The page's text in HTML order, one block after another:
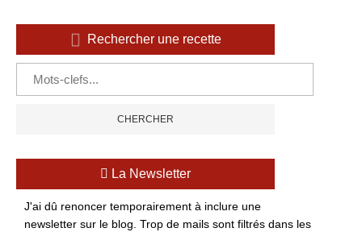
Rechercher une recette
La Newsletter
J'ai dû renoncer temporairement à inclure une
newsletter sur le blog. Trop de mails sont filtrés dans les